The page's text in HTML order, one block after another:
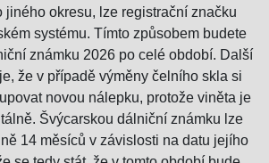
jiného okresu, lze registrační značku
systému. Tímto způsobem budete
známku 2026 po celé období. Další
že v případě výměny čelního skla si
novou nálepku, protože viněta je
Švýcarskou dálniční známku lze
14 měsíců v závislosti na datu jejího